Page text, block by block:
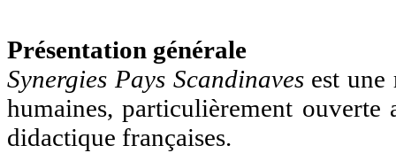
Présentation générale
Synergies Pays Scandinaves est une
humaines, particulièrement
didactique françaises.